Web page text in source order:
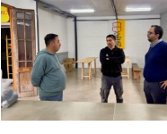
p
p
o
k